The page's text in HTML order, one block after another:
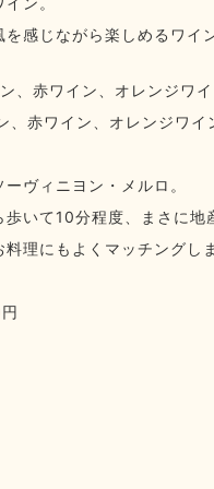
感じながら楽しめるワイ
赤ワイン、オレンジワイ
赤ワイン、オレンジワイ
ヴィニヨン・メルロ。
いて10分程度、まさに地
理にもよくマッチングし